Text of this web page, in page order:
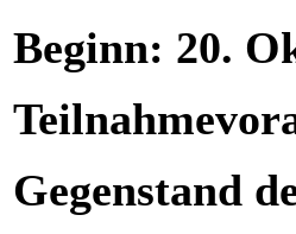
Beginn: 20.
Gegenstand